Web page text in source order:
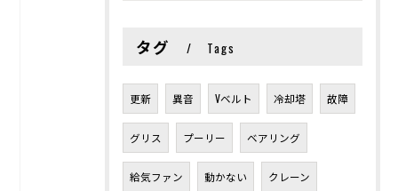
タグ Tags
更新 異音 Vベルト 冷却塔 故障
グリス プーリー ベアリング
給気ファン 動かない クレーン